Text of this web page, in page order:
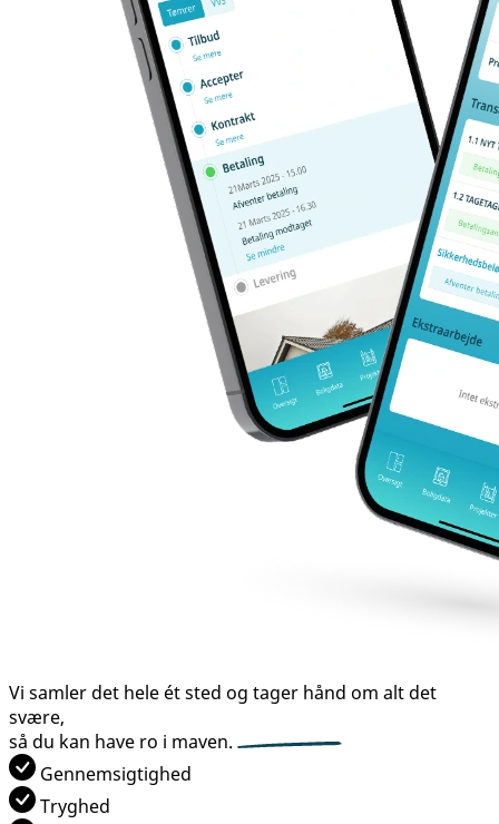
Vi samler det hele ét sted og tager hånd om alt det
svære,
så du kan have ro i maven.
Gennemsigtighed
Tryghed